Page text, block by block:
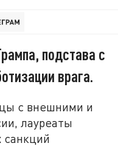
подстава с
врага.
с внешними и
лауреаты
санкций